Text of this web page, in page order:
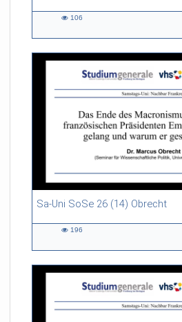
106
Sa-Uni SoSe 26 (14) Obrecht
46:53 duration
196